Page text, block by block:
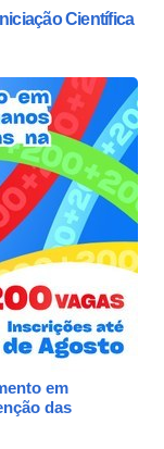
Científica
em
das